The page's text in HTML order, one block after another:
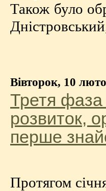
Також було
Вівторок, 10
Третя
розвиток,
перше
Протягом